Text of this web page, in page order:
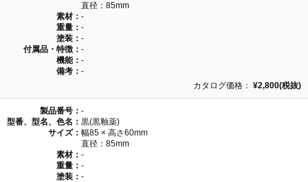
直径：85mm
素材： -
重量： -
塗装： -
付属品・特徴： -
機能： -
備考： -
カタログ価格： ¥2,800(税抜)
製品番号： -
型番、型名、色名： 黒(黒釉薬)
サイズ： 幅85 × 高さ60mm
直径：85mm
素材： -
重量： -
塗装： -